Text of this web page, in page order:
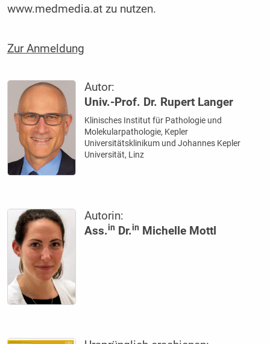
www.medmedia.at zu nutzen.
Zur Anmeldung
Autor:
Univ.-Prof. Dr. Rupert Langer
Klinisches Institut für Pathologie und
Molekularpathologie, Kepler
Universitätsklinikum und Johannes Kepler
Universität, Linz
Autorin:
Ass.in Dr.in Michelle Mottl